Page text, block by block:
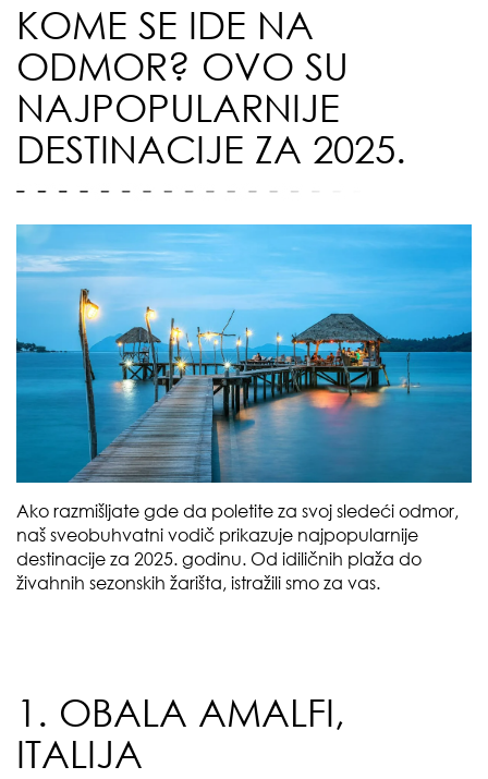
KOME SE IDE NA
ODMOR? OVO SU
NAJPOPULARNIJE
DESTINACIJE ZA 2025.
Ako razmišljate gde da poletite za svoj sledeći odmor,
naš sveobuhvatni vodič prikazuje najpopularnije
destinacije za 2025. godinu. Od idiličnih plaža do
živahnih sezonskih žarišta, istražili smo za vas.
1. OBALA AMALFI,
ITALIJA